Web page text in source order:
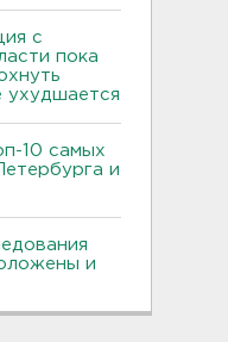
с
пока
ухудшается
10 самых
и
и